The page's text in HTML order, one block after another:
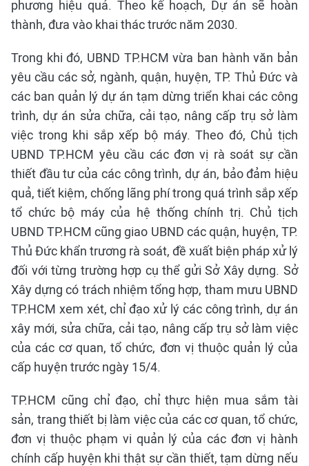
phương hiệu quả. Theo kế hoạch, Dự án sẽ hoàn
thành, đưa vào khai thác trước năm 2030.
Trong khi đó, UBND TP.HCM vừa ban hành văn bản
yêu cầu các sở, ngành, quận, huyện, TP. Thủ Đức và
các ban quản lý dự án tạm dừng triển khai các công
trình, dự án sửa chữa, cải tạo, nâng cấp trụ sở làm
việc trong khi sắp xếp bộ máy. Theo đó, Chủ tịch
UBND TP.HCM yêu cầu các đơn vị rà soát sự cần
thiết đầu tư của các công trình, dự án, bảo đảm hiệu
quả, tiết kiệm, chống lãng phí trong quá trình sắp xếp
tổ chức bộ máy của hệ thống chính trị. Chủ tịch
UBND TP.HCM cũng giao UBND các quận, huyện, TP.
Thủ Đức khẩn trương rà soát, đề xuất biện pháp xử lý
đối với từng trường hợp cụ thể gửi Sở Xây dựng. Sở
Xây dựng có trách nhiệm tổng hợp, tham mưu UBND
TP.HCM xem xét, chỉ đạo xử lý các công trình, dự án
xây mới, sửa chữa, cải tạo, nâng cấp trụ sở làm việc
của các cơ quan, tổ chức, đơn vị thuộc quản lý của
cấp huyện trước ngày 15/4.
TP.HCM cũng chỉ đạo, chỉ thực hiện mua sắm tài
sản, trang thiết bị làm việc của các cơ quan, tổ chức,
đơn vị thuộc phạm vi quản lý của các đơn vị hành
chính cấp huyện khi thật sự cần thiết, tạm dừng nếu